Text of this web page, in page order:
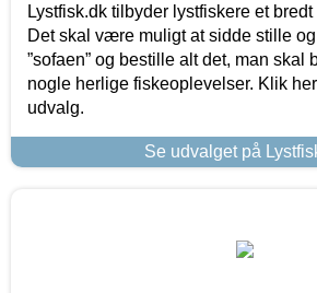
Lystfisk.dk tilbyder lystfiskere et
Det skal være muligt at sidde stille
”sofaen” og bestille alt det, man skal
nogle herlige fiskeoplevelser. Klik
udvalg.
Se udvalget på